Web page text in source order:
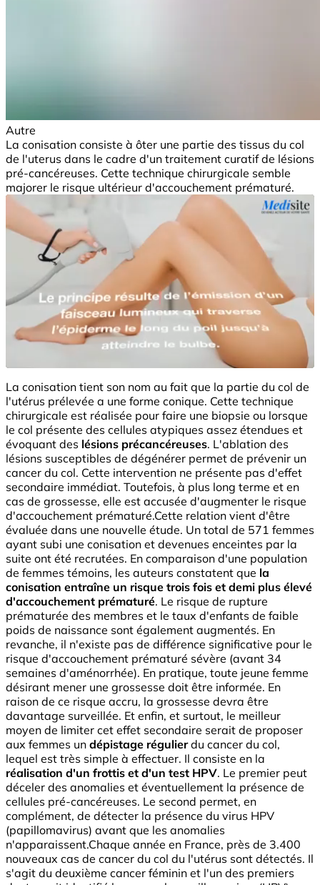
Autre
La conisation consiste à ôter une partie des tissus du col
de l'uterus dans le cadre d'un traitement curatif de lésions
pré-cancéreuses. Cette technique chirurgicale semble
majorer le risque ultérieur d'accouchement prématuré.
La conisation tient son nom au fait que la partie du col de
l'utérus prélevée a une forme conique. Cette technique
chirurgicale est réalisée pour faire une biopsie ou lorsque
le col présente des cellules atypiques assez étendues et
évoquant des lésions précancéreuses. L'ablation des
lésions susceptibles de dégénérer permet de prévenir un
cancer du col. Cette intervention ne présente pas d'effet
secondaire immédiat. Toutefois, à plus long terme et en
cas de grossesse, elle est accusée d'augmenter le risque
d'accouchement prématuré.Cette relation vient d'être
évaluée dans une nouvelle étude. Un total de 571 femmes
ayant subi une conisation et devenues enceintes par la
suite ont été recrutées. En comparaison d'une population
de femmes témoins, les auteurs constatent que la
conisation entraîne un risque trois fois et demi plus élevé
d'accouchement prématuré. Le risque de rupture
prématurée des membres et le taux d'enfants de faible
poids de naissance sont également augmentés. En
revanche, il n'existe pas de différence significative pour le
risque d'accouchement prématuré sévère (avant 34
semaines d'aménorrhée). En pratique, toute jeune femme
désirant mener une grossesse doit être informée. En
raison de ce risque accru, la grossesse devra être
davantage surveillée. Et enfin, et surtout, le meilleur
moyen de limiter cet effet secondaire serait de proposer
aux femmes un dépistage régulierdu cancer du col,
lequel est très simple à effectuer. Il consiste en la
réalisation d'un frottis et d'un test HPV. Le premier peut
déceler des anomalies et éventuellement la présence de
cellules pré-cancéreuses. Le second permet, en
complément, de détecter la présence du virus HPV
(papillomavirus) avant que les anomalies
n'apparaissent.Chaque année en France, près de 3.400
nouveaux cas de cancer du col du l'utérus sont détectés. Il
s'agit du deuxième cancer féminin et l'un des premiers